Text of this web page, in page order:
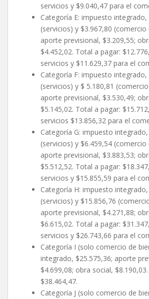
servicios y $9.040,47 para el
Categoría E: impuesto integrado,
(servicios) y $3.967,80 (comercio
aporte previsional, $3.209,55;
$4.452,02. Total a pagar:
servicios y $11.629,37 para el
Categoría F: impuesto integrado,
(servicios) y $ 5.180,81
aporte previsional, $3.530,49;
$5.145,02. Total a pagar:
servicios $13.856,32 para el
Categoría G: impuesto
(servicios) y $6.459,54 (comercio
aporte previsional, $3.883,53;
$5.512,52. Total a pagar:
servicios y $15.855,59 para el
Categoría H: impuesto
(servicios) y $15.856,76
aporte previsional, $4.271,88;
$6.615,02. Total a pagar:
servicios y $26.743,66 para el
Categoría I (solo comercio de
integrado, $25.575,36; aporte
$4.699,08; obra social,
$38.464,47.
Categoría J (solo comercio de